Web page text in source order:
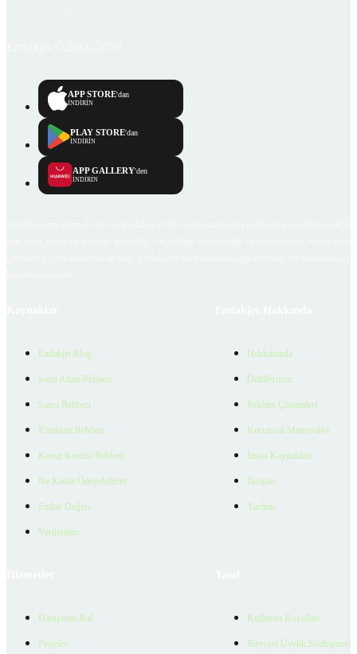
APP STORE'dan
İNDİRİN
PLAY STORE'dan
İNDİRİN
APP GALLERY'den
İNDİRİN
Emlakjet Blog
Satın Alma Rehberi
Satıcı Rehberi
Kiralama Rehberi
Konut Kredisi Rehberi
Ne Kadar Ödeyebilirim
Emlak Değeri
Verilerimiz
Hakkımızda
Ödüllerimiz
Reklam Çözümleri
Kurumsal Materyaller
İnsan Kaynakları
İletişim
Yardım
Danışman Bul
Projeler
Kullanım Koşulları
Bireysel Üyelik Sözleşmesi